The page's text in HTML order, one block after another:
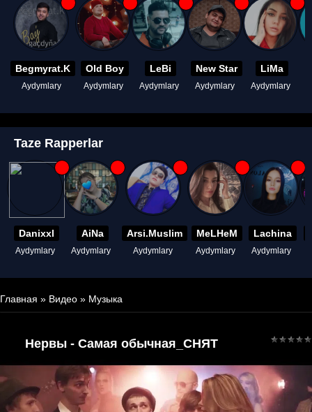
Begmyrat.K
Aydymlary
Old Boy
Aydymlary
LeBi
Aydymlary
New Star
Aydymlary
LiMa
Aydymlary
Taze Rapperlar
Danixxl
Aydymlary
AiNa
Aydymlary
Arsi.Muslim
Aydymlary
MeLHeM
Aydymlary
Lachina
Aydymlary
Главная » Видео » Музыка
Нервы - Самая обычная_СНЯТ